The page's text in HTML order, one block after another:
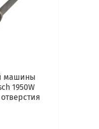
машины
1950W